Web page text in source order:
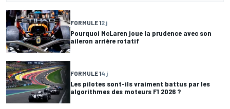
FORMULE 12 j
Pourquoi McLaren joue la prudence avec son
aileron arrière rotatif
FORMULE 14 j
Les pilotes sont-ils vraiment battus par les
algorithmes des moteurs F1 2026 ?